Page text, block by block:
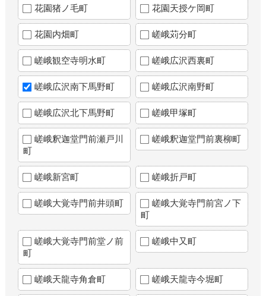
花園猪ノ毛町 花園天授ケ岡町
花園内畑町 嵯峨苅分町
嵯峨観空寺明水町 嵯峨広沢西裏町
嵯峨広沢南下馬野町 嵯峨広沢南野町
嵯峨広沢北下馬野町 嵯峨甲塚町
嵯峨釈迦堂門前瀬戸川
町
嵯峨釈迦堂門前裏柳町
嵯峨新宮町 嵯峨折戸町
嵯峨大覚寺門前井頭町
嵯峨大覚寺門前宮ノ下
町
嵯峨大覚寺門前堂ノ前
町
嵯峨中又町
嵯峨天龍寺角倉町 嵯峨天龍寺今堀町